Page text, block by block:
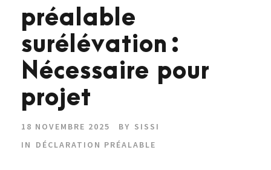
préalable
surélévation :
Nécessaire pour
projet
18 NOVEMBRE 2025 BY SISSI
IN
DÉCLARATION PRÉALABLE